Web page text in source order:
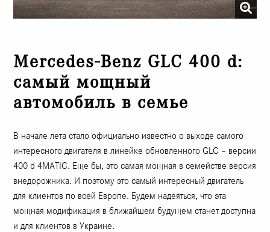
Mercedes-Benz GLC 400 d:
самый мощный
автомобиль в семье
В начале лета стало официально известно о выходе самого
интересного двигателя в линейке обновленного GLC – версии
400 d 4MATIC. Еще бы, это самая мощная в семействе версия
внедорожника. И поэтому это самый интересный двигатель
для клиентов по всей Европе. Будем надеяться, что эта
мощная модификация в ближайшем будущем станет доступна
и для клиентов в Украине.